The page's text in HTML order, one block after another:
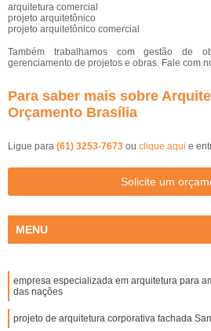
arquitetura comercial
projeto arquitetônico
projeto arquitetônico comercial
Também trabalhamos com gestão de
gerenciamento de projetos e obras. Fale com
Para saber mais sobre
Orçamento Brasília
Ligue para (61) 3253-7673 ou clique aqui e
Solicite um
MENU
empresa especializada em arquitetura para
das nações
projeto de arquitetura corporativa fachada